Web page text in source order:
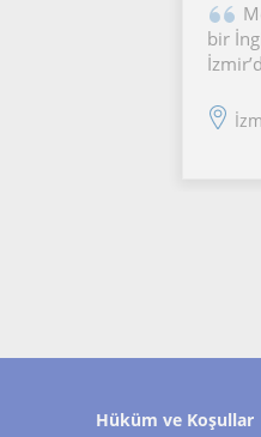
bir
Hüküm ve Koşullar